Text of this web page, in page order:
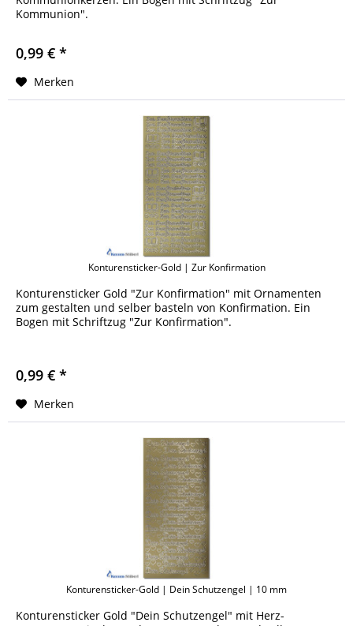
Kommunion".
0,99 € *
Merken
Konturensticker-Gold | Zur Konfirmation
Konturensticker Gold "Zur Konfirmation" mit Ornamenten
zum gestalten und selber basteln von Konfirmation. Ein
Bogen mit Schriftzug "Zur Konfirmation".
0,99 € *
Merken
Konturensticker-Gold | Dein Schutzengel | 10 mm
Konturensticker Gold "Dein Schutzengel" mit Herz-